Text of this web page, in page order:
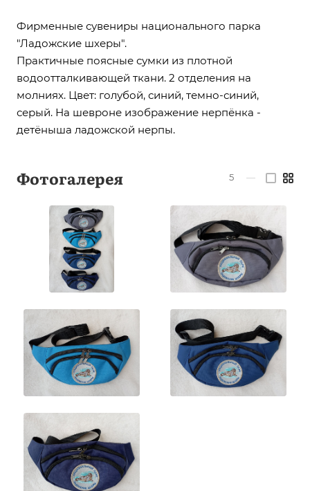
Фирменные сувениры национального парка
"Ладожские шхеры".
Практичные поясные сумки из плотной
водоотталкивающей ткани. 2 отделения на
молниях. Цвет: голубой, синий, темно-синий,
серый. На шевроне изображение нерпёнка -
детёныша ладожской нерпы.
Фотогалерея 5 —